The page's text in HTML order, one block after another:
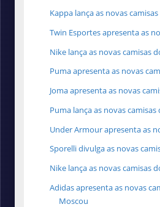
Kappa lança as novas
Twin Esportes apresenta as
Nike lança as novas camisas
Puma apresenta as novas
Joma apresenta as novas
Puma lança as novas
Under Armour apresenta as
Sporelli divulga as novas
Nike lança as novas camisas
Adidas apresenta as novas
Moscou